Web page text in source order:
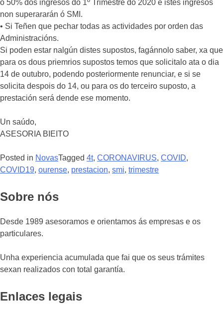
ó 50% dos ingresos do 1º Trimestre do 2020 e istes ingresos
non superararán ó SMI.
• Si Teñen que pechar todas as actividades por orden das
Administracións.
Si poden estar nalgún distes supostos, fagánnolo saber, xa que
para os dous priemrios supostos temos que solicitalo ata o dia
14 de outubro, podendo posteriormente renunciar, e si se
solicita despois do 14, ou para os do terceiro suposto, a
prestación será dende ese momento.
Un saúdo,
ASESORIA BIEITO
Posted in NovasTagged 4t, CORONAVIRUS, COVID,
COVID19, ourense, prestacion, smi, trimestre
Sobre nós
Desde 1989 asesoramos e orientamos ás empresas e os
particulares.
Unha experiencia acumulada que fai que os seus trámites
sexan realizados con total garantía.
Enlaces legais